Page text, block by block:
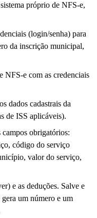
próprio de NFS-e,
(login/senha) para
da inscrição municipal,
NFS-e com as credenciais
dados cadastrais da
de ISS aplicáveis).
obrigatórios:
código do serviço
valor do serviço,
e as deduções. Salve e
um número e um